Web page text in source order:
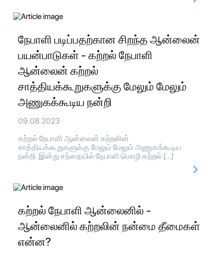
நேபாளி படிப்பதற்கான சிறந்த ஆன்லைன்
பயன்பாடுகள் - கற்றல் நேபாளி
ஆன்லைன் கற்றல்
சாத்தியக்கூறுகளுக்கு மேலும் மேலும்
அணுகக்கூடிய நன்றி
09.08.2023
கற்றல் நேபாளி ஆன்லைன் கற்றலின்
சாத்தியக்கூறுகளுக்கு மேலும் மேலும் அணுகக்கூடிய
நன்றி. இன்று சந்தையில் நேபாளி மொழி கற்றல் […]
கற்றல் நேபாளி ஆன்லைனில் -
ஆன்லைனில் கற்றலின் நன்மை தீமைகள்
என்ன?